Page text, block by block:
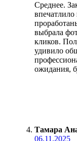
Среднее.
впечатлило
выбрала
кликов.
удивило
ожидания,
Тамара
06.11.2025